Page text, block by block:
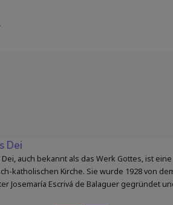
Dei
Dei, auch bekannt als das Werk Gottes, ist
katholischen Kirche. Sie wurde 1928 von
Josemaría Escrivá de Balaguer gegründet